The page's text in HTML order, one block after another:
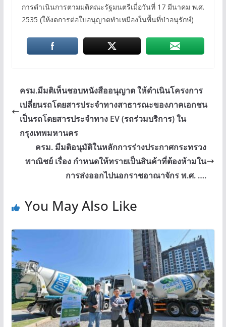
การดำเนินการตามมติคณะรัฐมนตรีเมื่อวันที่ 17 มีนาคม พ.ศ.
2535 (ให้งดการต่อใบอนุญาตทำเหมืองในพื้นที่ป่าอนุรักษ์)
ครม.มีมติเห็นชอบหนังสืออนุญาต ให้ดำเนินโครงการ
เปลี่ยนรถโดยสารประจำทางสาธารณะของภาคเอกชน
เป็นรถโดยสารประจำทาง EV (รถร่วมบริการ) ใน
กรุงเทพมหานคร
ครม. มีมติอนุมัติในหลักการร่างประกาศกระทรวง
พาณิชย์ เรื่อง กำหนดให้ทรายเป็นสินค้าที่ต้องห้ามใน
การส่งออกไปนอกราชอาณาจักร พ.ศ. ….
You May Also Like